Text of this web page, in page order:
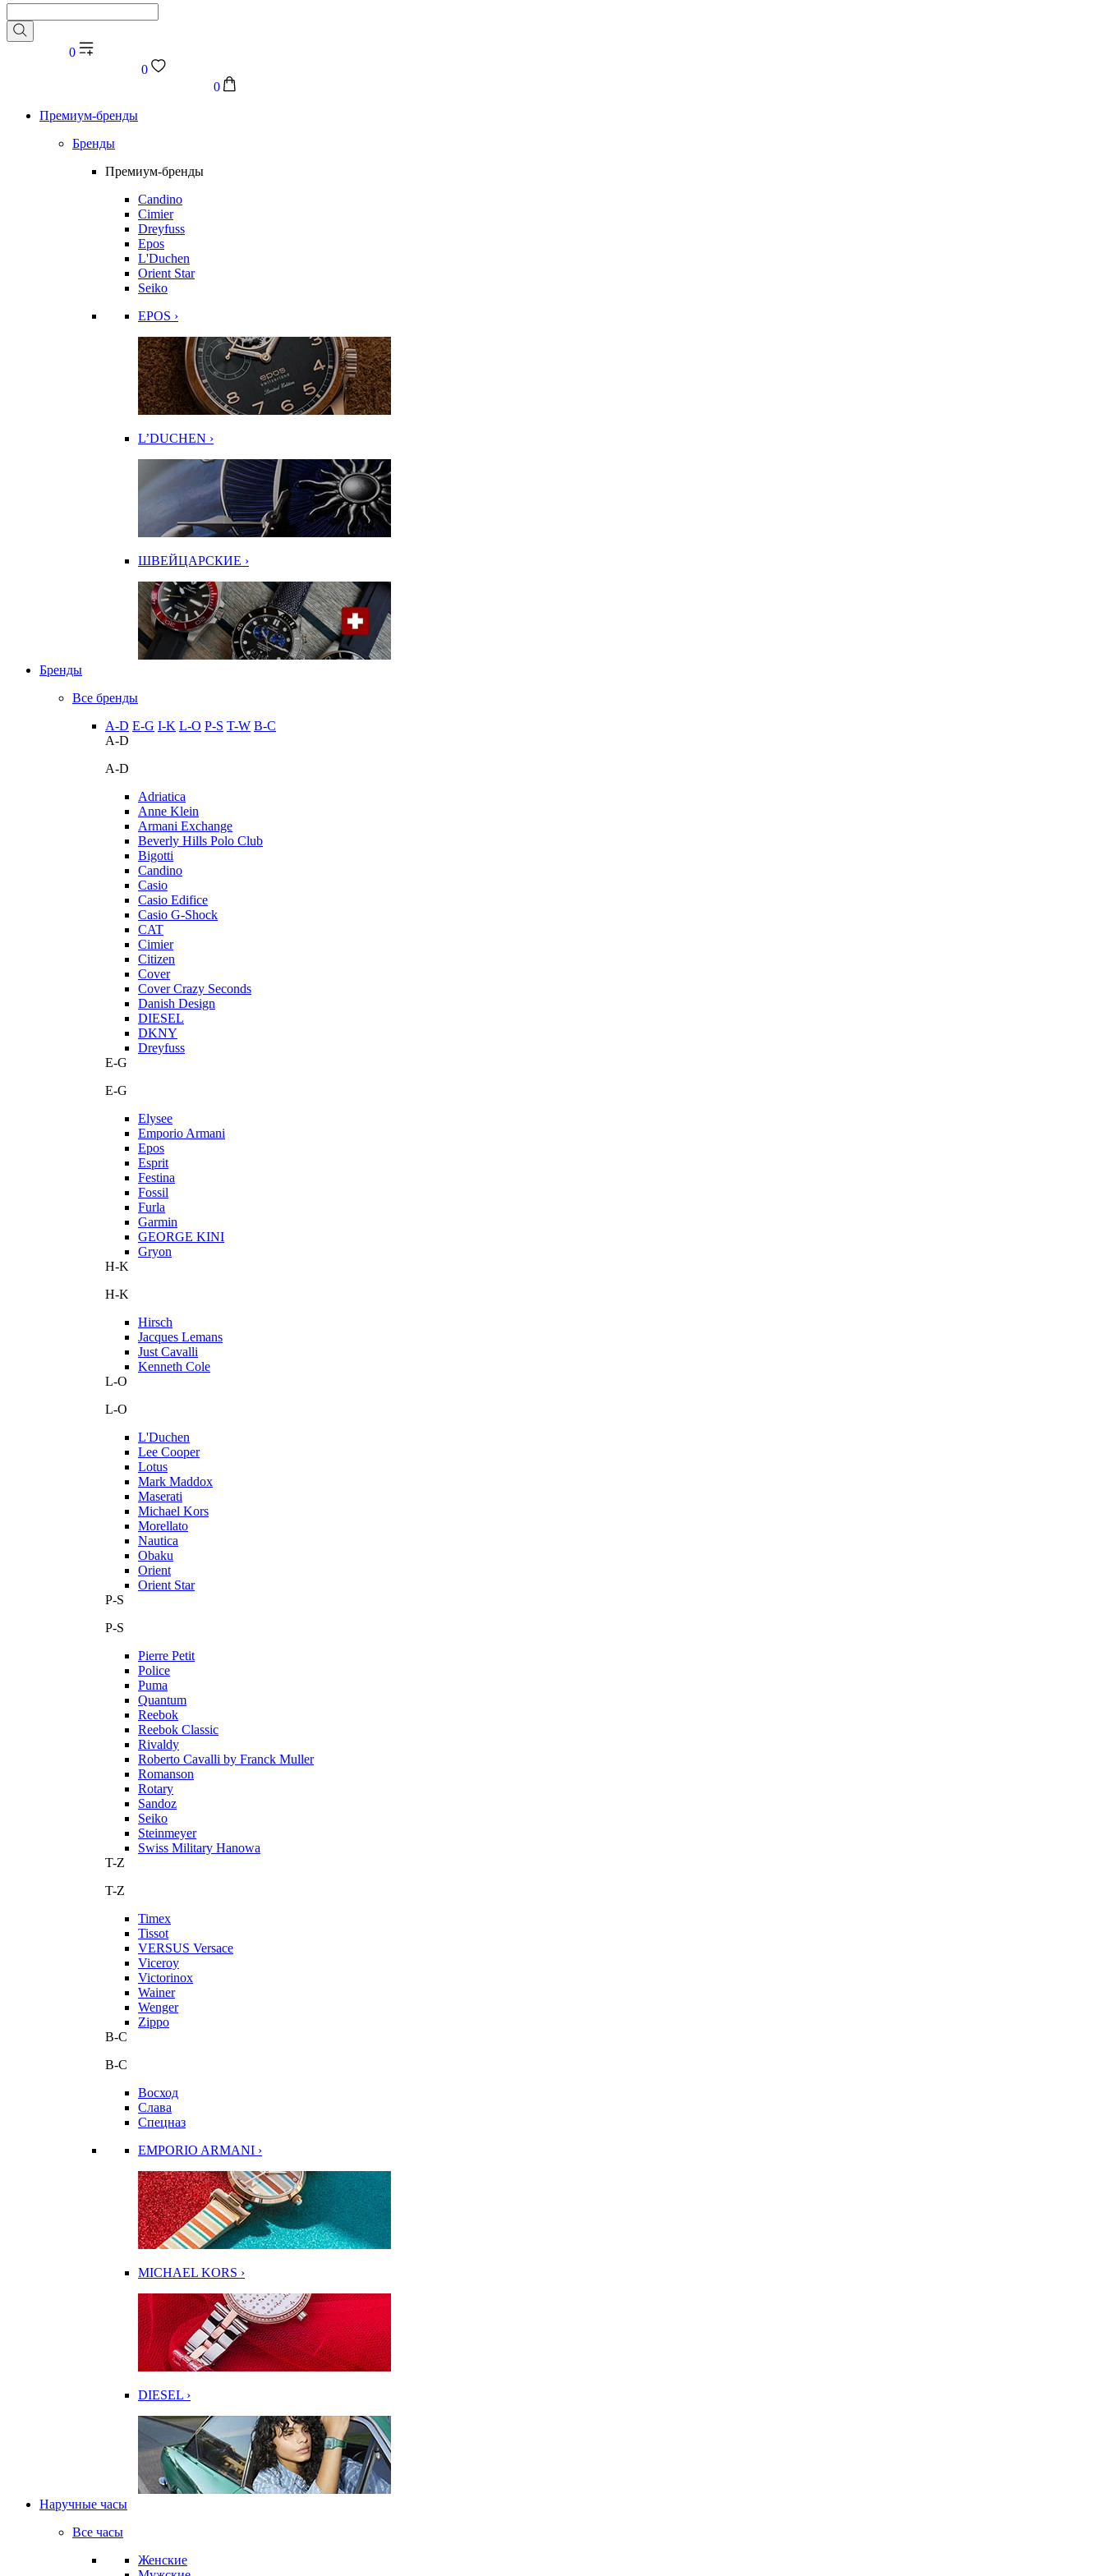
0
0
0
Премиум-бренды
Бренды
Премиум-бренды
Candino
Cimier
Dreyfuss
Epos
L'Duchen
Orient Star
Seiko
EPOS ›
L’DUCHEN ›
ШВЕЙЦАРСКИЕ ›
Бренды
Все бренды
A-D E-G I-K L-O P-S T-W В-С
A-D
A-D
Adriatica
Anne Klein
Armani Exchange
Beverly Hills Polo Club
Bigotti
Candino
Casio
Casio Edifice
Casio G-Shock
CAT
Cimier
Citizen
Cover
Cover Crazy Seconds
Danish Design
DIESEL
DKNY
Dreyfuss
E-G
E-G
Elysee
Emporio Armani
Epos
Esprit
Festina
Fossil
Furla
Garmin
GEORGE KINI
Gryon
H-K
H-K
Hirsch
Jacques Lemans
Just Cavalli
Kenneth Cole
L-O
L-O
L'Duchen
Lee Cooper
Lotus
Mark Maddox
Maserati
Michael Kors
Morellato
Nautica
Obaku
Orient
Orient Star
P-S
P-S
Pierre Petit
Police
Puma
Quantum
Reebok
Reebok Classic
Rivaldy
Roberto Cavalli by Franck Muller
Romanson
Rotary
Sandoz
Seiko
Steinmeyer
Swiss Military Hanowa
T-Z
T-Z
Timex
Tissot
VERSUS Versace
Viceroy
Victorinox
Wainer
Wenger
Zippo
В-С
В-С
Восход
Слава
Спецназ
EMPORIO ARMANI ›
MICHAEL KORS ›
DIESEL ›
Наручные часы
Все часы
Женские